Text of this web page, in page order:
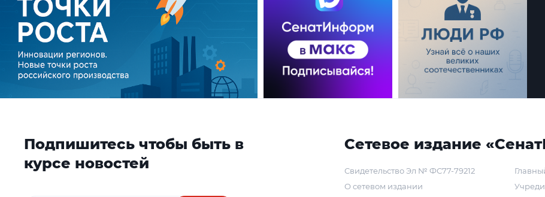
Подпишитесь чтобы быть в
курсе новостей
Сетевое издание
Свидетельство Эл № ФС77-79212
О сетевом издании